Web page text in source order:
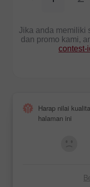
Jika anda memiliki
dan promo kami,
contest-
Harap nilai
halaman ini